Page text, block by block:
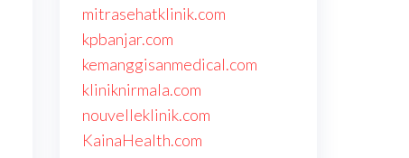
mitrasehatklinik.com
kpbanjar.com
kemanggisanmedical.com
kliniknirmala.com
nouvelleklinik.com
KainaHealth.com